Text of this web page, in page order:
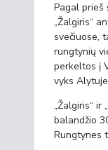
Pagal prieš
„Žalgiris“
svečiuose,
rungtynių
perkeltos į
vyks
„Žalgiris“ ir
balandžio
Rungtynes